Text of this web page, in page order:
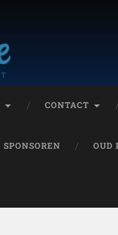
CONTACT
SPONSOREN OUD